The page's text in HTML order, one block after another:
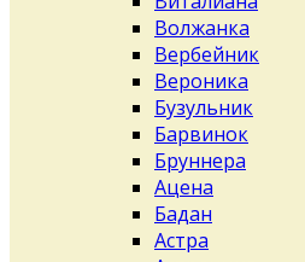
Волжанка
Вербейник
Вероника
Бузульник
Барвинок
Бруннера
Ацена
Бадан
Астра